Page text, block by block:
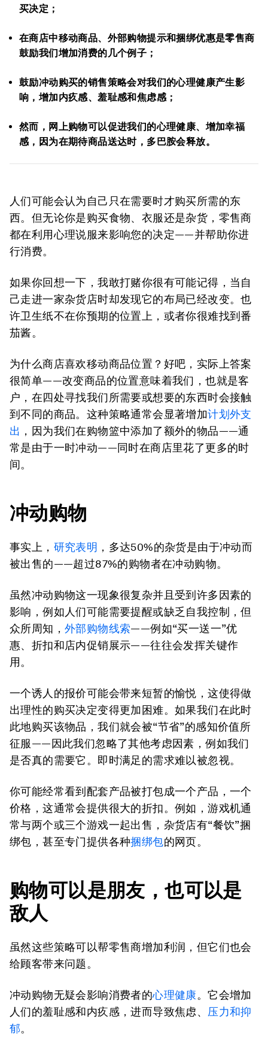
买决定；
在商店中移动商品、外部购物提示和捆绑优惠是零售商
鼓励我们增加消费的几个例子；
鼓励冲动购买的销售策略会对我们的心理健康产生影
响，增加内疚感、羞耻感和焦虑感；
然而，网上购物可以促进我们的心理健康、增加幸福
感，因为在期待商品送达时，多巴胺会释放。
人们可能会认为自己只在需要时才购买所需的东
西。但无论你是购买食物、衣服还是杂货，零售商
都在利用心理说服来影响您的决定——并帮助你进
行消费。
如果你回想一下，我敢打赌你很有可能记得，当自
己走进一家杂货店时却发现它的布局已经改变。也
许卫生纸不在你预期的位置上，或者你很难找到番
茄酱。
为什么商店喜欢移动商品位置？好吧，实际上答案
很简单——改变商品的位置意味着我们，也就是客
户，在四处寻找我们所需要或想要的东西时会接触
到不同的商品。这种策略通常会显著增加计划外支
出 ，因为我们在购物篮中添加了额外的物品——通
常是由于一时冲动——同时在商店里花了更多的时
间。
冲动购物
事实上， 研究表明 ，多达50%的杂货是由于冲动而
被出售的——超过87%的购物者在冲动购物。
虽然冲动购物这一现象很复杂并且受到许多因素的
影响，例如人们可能需要提醒或缺乏自我控制，但
众所周知， 外部购物线索——例如“买一送一”优
惠、折扣和店内促销展示——往往会发挥关键作
用。
一个诱人的报价可能会带来短暂的愉悦，这使得做
出理性的购买决定变得更加困难。如果我们在此时
此地购买该物品，我们就会被“节省”的感知价值所
征服——因此我们忽略了其他考虑因素，例如我们
是否真的需要它。即时满足的需求难以被忽视。
你可能经常看到配套产品被打包成一个产品，一个
价格，这通常会提供很大的折扣。例如，游戏机通
常与两个或三个游戏一起出售，杂货店有“餐饮”捆
绑包，甚至专门提供各种捆绑包的网页。
购物可以是朋友，也可以是
敌人
虽然这些策略可以帮零售商增加利润，但它们也会
给顾客带来问题。
冲动购物无疑会影响消费者的心理健康。它会增加
人们的羞耻感和内疚感，进而导致焦虑、 压力和抑
郁。